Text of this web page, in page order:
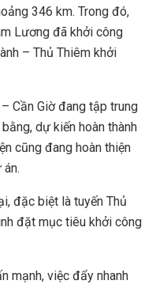
346 km. Trong đó,
Lương đã khởi công
– Thủ Thiêm khởi
Cần Giờ đang tập trung
dự kiến hoàn thành
cũng đang hoàn thiện
đặc biệt là tuyến Thủ
đặt mục tiêu khởi công
mạnh, việc đẩy nhanh